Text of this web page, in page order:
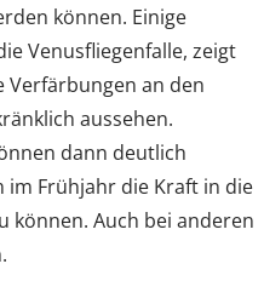
können. Einige
Venusfliegenfalle, zeigt
an den
aussehen.
dann deutlich
Frühjahr die Kraft in die
können. Auch bei anderen